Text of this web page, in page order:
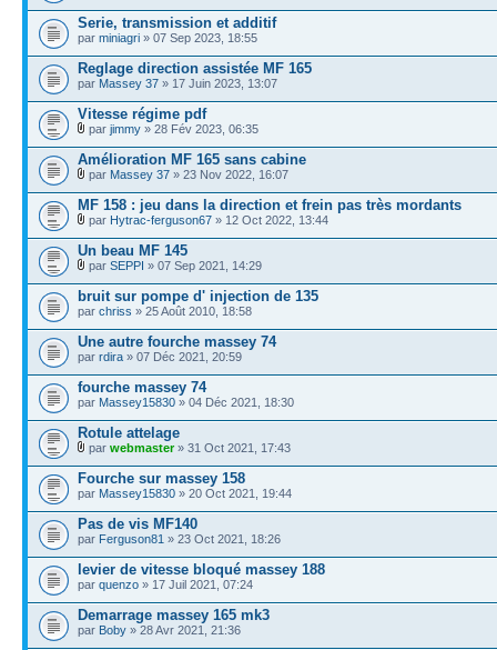
Serie, transmission et additif
par miniagri » 07 Sep 2023, 18:55
Reglage direction assistée MF 165
par Massey 37 » 17 Juin 2023, 13:07
Vitesse régime pdf
par jimmy » 28 Fév 2023, 06:35
Amélioration MF 165 sans cabine
par Massey 37 » 23 Nov 2022, 16:07
MF 158 : jeu dans la direction et frein pas très mordants
par Hytrac-ferguson67 » 12 Oct 2022, 13:44
Un beau MF 145
par SEPPI » 07 Sep 2021, 14:29
bruit sur pompe d' injection de 135
par chriss » 25 Août 2010, 18:58
Une autre fourche massey 74
par rdira » 07 Déc 2021, 20:59
fourche massey 74
par Massey15830 » 04 Déc 2021, 18:30
Rotule attelage
par webmaster» 31 Oct 2021, 17:43
Fourche sur massey 158
par Massey15830 » 20 Oct 2021, 19:44
Pas de vis MF140
par Ferguson81 » 23 Oct 2021, 18:26
levier de vitesse bloqué massey 188
par quenzo » 17 Juil 2021, 07:24
Demarrage massey 165 mk3
par Boby » 28 Avr 2021, 21:36